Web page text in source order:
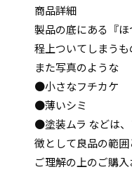
商品詳細
製品の底にある『
程上ついてしまうも
また写真のような
●小さなフチカケ
●薄いシミ
●塗装ムラ などは
徴として良品の範
ご理解の上のご購入